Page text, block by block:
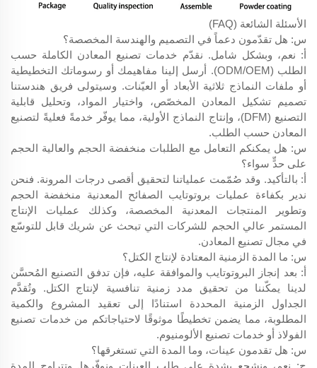
الأسئلة الشائعة (FAQ)
س: هل تقدّمون دعماً في التصميم والهندسة المخصصة؟
أ: نعم، وبشكل شامل. نقدّم خدمات تصنيع المعادن الكاملة حسب
الطلب (ODM/OEM). أرسل إلينا مفاهيمك أو رسوماتك التخطيطية
أو ملفات النماذج ثلاثية الأبعاد أو العيّنات. وسيتولى فريق هندستنا
تصميم تشكيل المعادن المخصّص، واختيار المواد، وتحليل قابلية
التصنيع (DFM)، وإنتاج النماذج الأولية، مما يوفّر خدمةً فعليةً لتصنيع
المعادن حسب الطلب.
س: هل يمكنكم التعامل مع الطلبات منخفضة الحجم والعالية الحجم
على حدٍّ سواء؟
أ: بالتأكيد. وقد صُمّمت عملياتنا لتحقيق أقصى درجات المرونة. فنحن
ندير بكفاءة عمليات بروتوتايب الصفائح المعدنية منخفضة الحجم
وتطوير المنتجات المعدنية المخصصة، وكذلك عمليات الإنتاج
المستمر عالي الحجم للشركات التي تبحث عن شريك قابل للتوسّع
في مجال تصنيع المعادن.
س: ما المدة الزمنية المعتادة لإنتاج الكتل؟
أ: بعد إنجاز البروتوتايب والموافقة عليه، فإن تدفق التصنيع المُحسَّن
لدينا يمكّننا من تحقيق مدد زمنية تنافسية لإنتاج الكتل. وتُقدَّم
الجداول الزمنية المحددة استنادًا إلى تعقيد المشروع والكمية
المطلوبة، مما يضمن تخطيطًا موثوقًا لاحتياجاتكم من خدمات تصنيع
الفولاذ أو خدمات تصنيع الألومنيوم.
س: هل تقدمون عينات، وما المدة التي تستغرقها؟
ج: نعم، ونشجع بشدة على طلب العينات ونوفّرها. وتتراوح المدة